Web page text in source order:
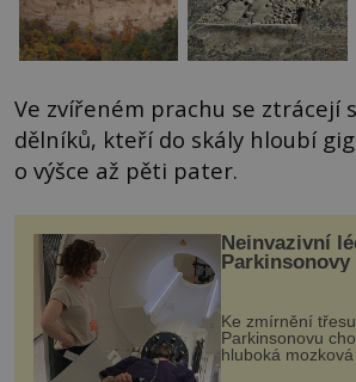
Ve zvířeném prachu se ztrácejí
dělníků, kteří do skály hloubí
o výšce až pěti pater.
Neinvazivní
Ke zmírnění
Parkinsonovu
hluboká
však vyžaduje